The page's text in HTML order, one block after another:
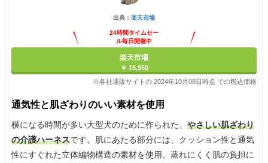
出典： 楽天市場
24時間タイムセー
ル毎日開催中
楽天市場
￥ 15,950
※各社通販サイトの 2024年10月08日時点 での税込価格
通気性と肌ざわりのいい素材を使用
横になる時間が多い大型犬のために作られた、 やさしい肌ざわり
の介護ハーネスです。肌にあたる部分には、クッション性と通気
性にすぐれた立体編物構造の素材を使用。蒸れにくく肌の負担に